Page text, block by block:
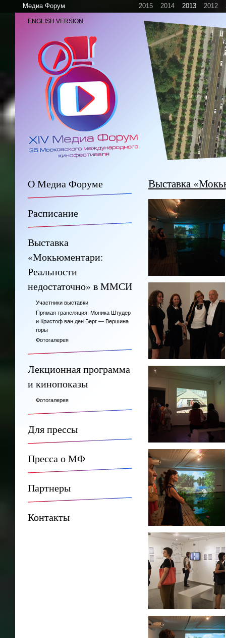
Медиа Форум 2015 2014 2013 2012
ENGLISH VERSION
О Медиа Форуме
Расписание
Выставка
«Мокьюментари:
Реальности
недостаточно» в ММСИ
Участники выставки
Прямая трансляция: Моника Штудер
и Кристоф ван ден Берг — Вершина
горы
Фотогалерея
Лекционная программа
и кинопоказы
Фотогалерея
Для прессы
Пресса о МФ
Партнеры
Контакты
Выставка